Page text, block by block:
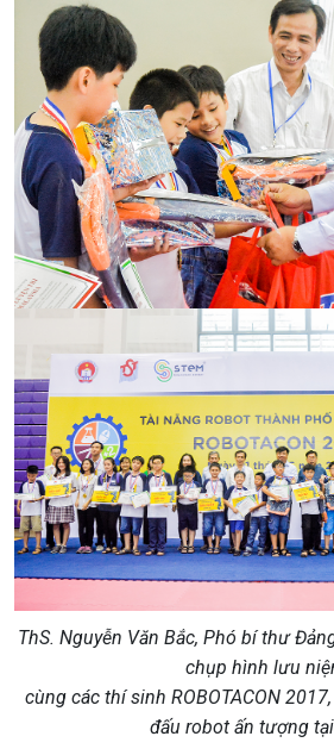
ThS. Nguyễn Văn Bắc, Phó bí thư
chụp hình lưu
cùng các thí sinh ROBOTACON
đấu robot ấn tượng tại